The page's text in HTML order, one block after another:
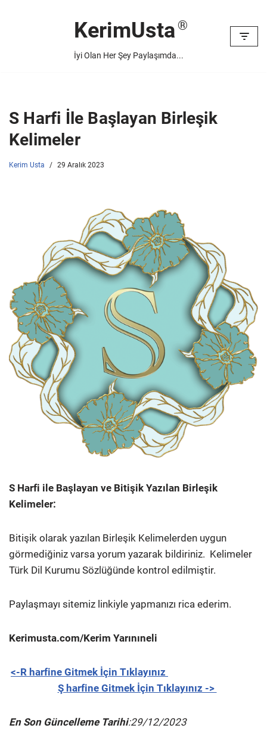
KerimUsta
İyi Olan Her Şey Paylaşımda...
S Harfi İle Başlayan Birleşik
Kelimeler
Kerim Usta 29 Aralık 2023
S Harfi ile Başlayan ve Bitişik Yazılan Birleşik
Kelimeler:
Bitişik olarak yazılan Birleşik Kelimelerden uygun
görmediğiniz varsa yorum yazarak bildiriniz. Kelimeler
Türk Dil Kurumu Sözlüğünde kontrol edilmiştir.
Paylaşmayı sitemiz linkiyle yapmanızı rica ederim.
Kerimusta.com/Kerim Yarınıneli
<-R harfine Gitmek İçin Tıklayınız
Ş harfine Gitmek İçin Tıklayınız ->
En Son Güncelleme Tarihi:29/12/2023